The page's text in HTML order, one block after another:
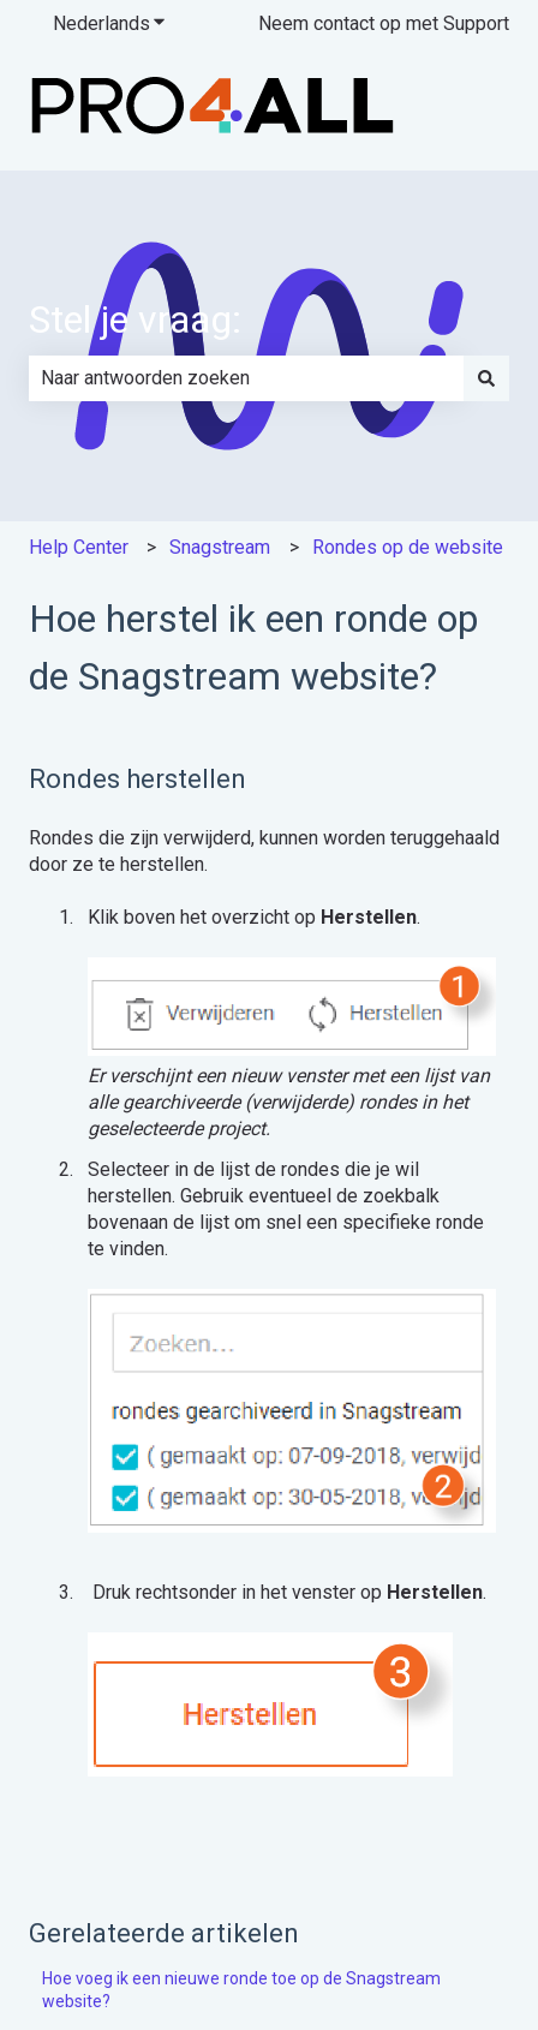
Nederlands Submenu tonen voor vertalingen
Neem contact op met Support
Stel je vraag:
Er zijn geen suggesties want het zoekveld is leeg.
Help Center Snagstream Rondes op de website
Hoe herstel ik een ronde op
de Snagstream website?
Rondes herstellen
Rondes die zijn verwijderd, kunnen worden teruggehaald
door ze te herstellen.
Klik boven het overzicht op Herstellen.
Er verschijnt een nieuw venster met een lijst van
alle gearchiveerde (verwijderde) rondes in het
geselecteerde project.
Selecteer in de lijst de rondes die je wil
herstellen. Gebruik eventueel de zoekbalk
bovenaan de lijst om snel een specifieke ronde
te vinden.
Druk rechtsonder in het venster op Herstellen.
Gerelateerde artikelen
Hoe voeg ik een nieuwe ronde toe op de Snagstream
website?